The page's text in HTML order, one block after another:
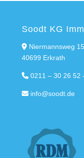
Soodt KG
Niermannsweg 15
40699 Erkrath
0211 – 30 26 52
info@soodt.de